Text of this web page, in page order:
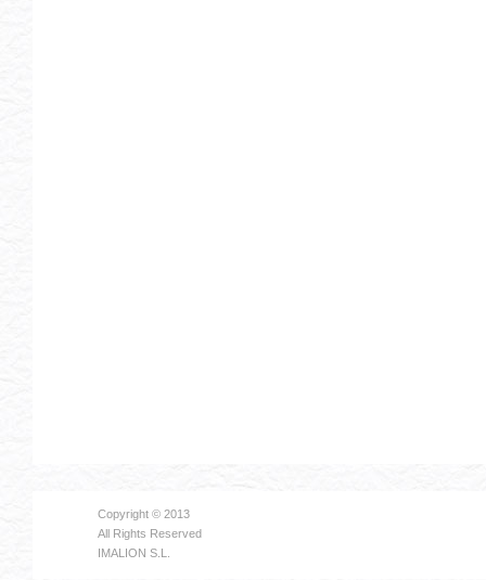
Copyright © 2013
All Rights Reserved
IMALION S.L.